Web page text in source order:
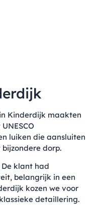
Kinderdijk maakten
luiken die aansluiten
dorp.
klant had
belangrijk in een
kozen we voor
detaillering.